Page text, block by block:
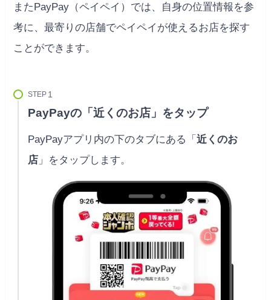
またPayPay（ペイペイ）では、自身の位置情報を参
考に、最寄りの店舗でペイペイが使えるお店を探す
ことができます。
STEP
PayPayの「近くのお店」をタップ
PayPayアプリ内の下のタブにある「近くのお
店 」をタップします。